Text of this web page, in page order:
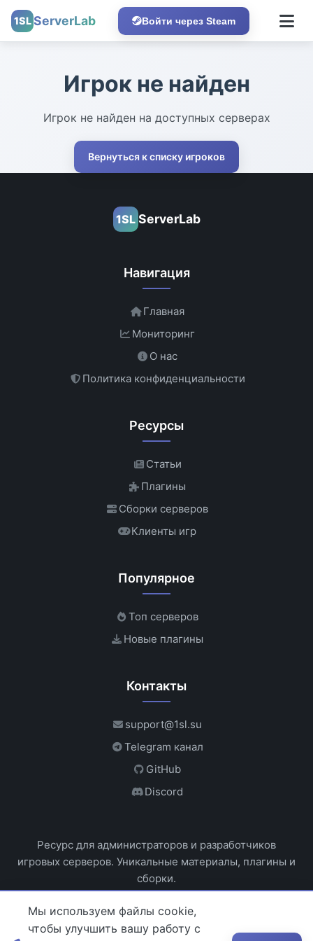
1SL ServerLab Войти через Steam
Игрок не найден
Игрок не найден на доступных серверах
Вернуться к списку игроков
1SL ServerLab
Навигация
Главная
Мониторинг
О нас
Политика конфиденциальности
Ресурсы
Статьи
Плагины
Сборки серверов
Клиенты игр
Популярное
Топ серверов
Новые плагины
Контакты
support@1sl.su
Telegram канал
GitHub
Discord
Ресурс для администраторов и разработчиков
игровых серверов. Уникальные материалы, плагины и
сборки.
Мы используем файлы cookie,
чтобы улучшить вашу работу с